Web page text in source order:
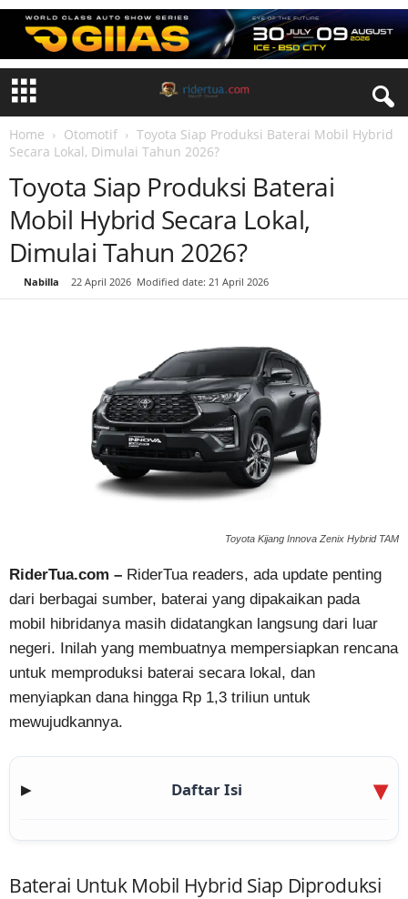
Home Otomotif
Toyota Siap Produksi Baterai Mobil Hybrid
Secara Lokal, Dimulai Tahun 2026?
Toyota Siap Produksi Baterai
Mobil Hybrid Secara Lokal,
Dimulai Tahun 2026?
Nabilla 22 April 2026 Modified date: 21 April 2026
Toyota Kijang Innova Zenix Hybrid TAM
RiderTua.com – RiderTua readers, ada update penting
dari berbagai sumber, baterai yang dipakaikan pada
mobil hibridanya masih didatangkan langsung dari luar
negeri. Inilah yang membuatnya mempersiapkan rencana
untuk memproduksi baterai secara lokal, dan
menyiapkan dana hingga Rp 1,3 triliun untuk
mewujudkannya.
▶ Daftar Isi
Baterai Untuk Mobil Hybrid Siap Diproduksi